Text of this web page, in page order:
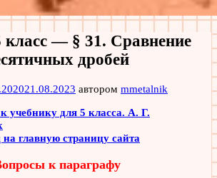
— § 31. Сравнение
дробей
21.08.2023 автором mmetalnik
учебнику для 5 класса. А. Г.
на главную страницу сайта
к параграфу